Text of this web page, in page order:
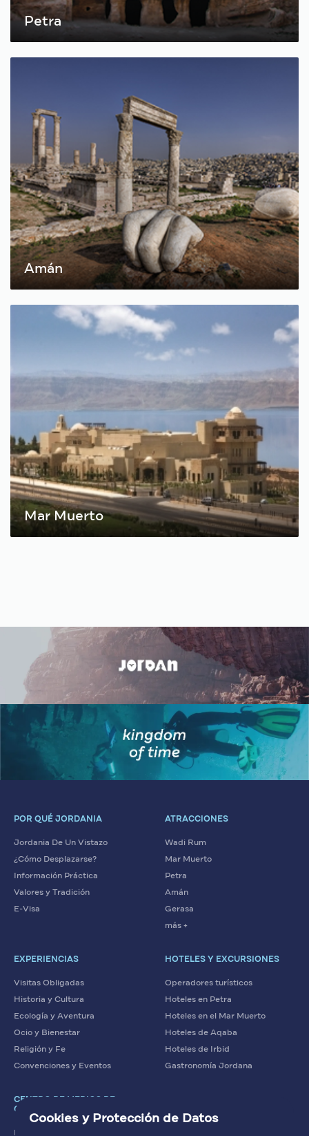
Petra
Amán
Mar Muerto
POR QUÉ JORDANIA
Jordania De Un Vistazo
¿Cómo Desplazarse?
Información Práctica
Valores y Tradición
E-Visa
ATRACCIONES
Wadi Rum
Mar Muerto
Petra
Amán
Gerasa
más +
EXPERIENCIAS
Visitas Obligadas
Historia y Cultura
Ecología y Aventura
Ocio y Bienestar
Religión y Fe
Convenciones y Eventos
HOTELES Y EXCURSIONES
Operadores turísticos
Hoteles en Petra
Hoteles en el Mar Muerto
Hoteles de Aqaba
Hoteles de Irbid
Gastronomía Jordana
CENTRO DE MEDIOS DE
COMUNICACIÓN
Cookies y Protección de Datos